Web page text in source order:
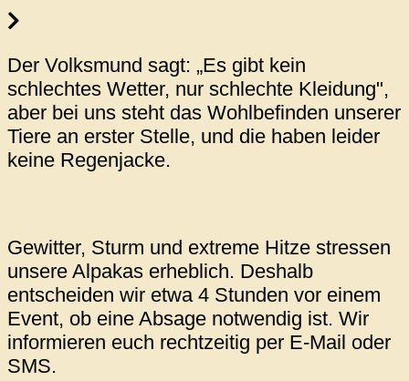
Der Volksmund sagt: „Es gibt kein
schlechtes Wetter, nur schlechte Kleidung",
aber bei uns steht das Wohlbefinden unserer
Tiere an erster Stelle, und die haben leider
keine Regenjacke.
Gewitter, Sturm und extreme Hitze stressen
unsere Alpakas erheblich. Deshalb
entscheiden wir etwa 4 Stunden vor einem
Event, ob eine Absage notwendig ist. Wir
informieren euch rechtzeitig per E-Mail oder
SMS.